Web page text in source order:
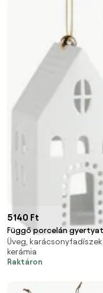
5140 Ft
Függő porcelán
HÁZIKÓ szögletes -
méretek Méret: L
Üveg, karácsonyfadíszek,
kerámia
Raktáron